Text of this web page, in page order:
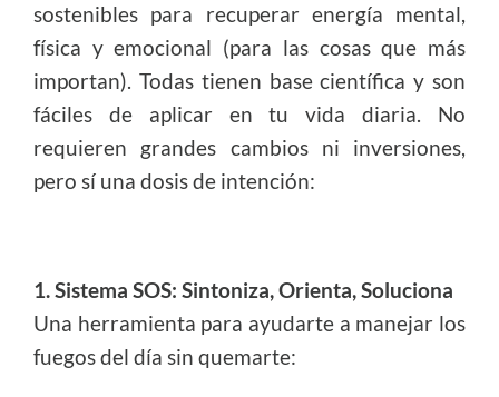
sostenibles para recuperar energía mental,
física y emocional (para las cosas que más
importan). Todas tienen base científica y son
fáciles de aplicar en tu vida diaria. No
requieren grandes cambios ni inversiones,
pero sí una dosis de intención:
1. Sistema SOS: Sintoniza, Orienta, Soluciona
Una herramienta para ayudarte a manejar los
fuegos del día sin quemarte: